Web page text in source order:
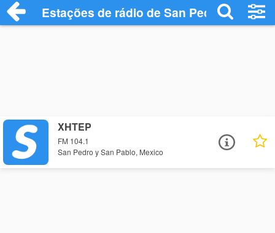
Estações de rádio de San Pedro y San
XHTEP
FM 104.1
San Pedro y San Pablo, Mexico